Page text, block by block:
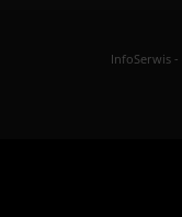
InfoSerwis-